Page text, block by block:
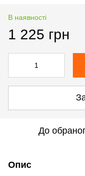
В наявності
1 225 грн
До
Опис